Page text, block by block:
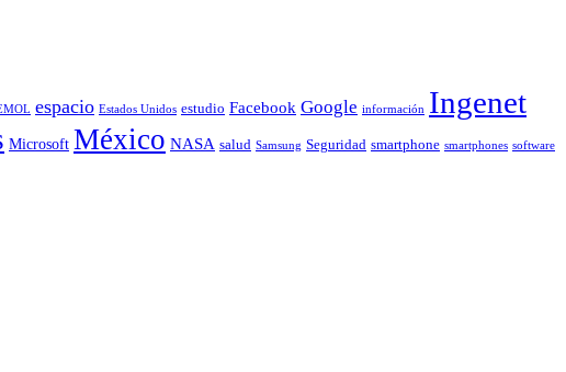
espacio Estados Unidos estudio Facebook Google información Ingenet
Microsoft México NASA salud Samsung Seguridad smartphone smartphones software